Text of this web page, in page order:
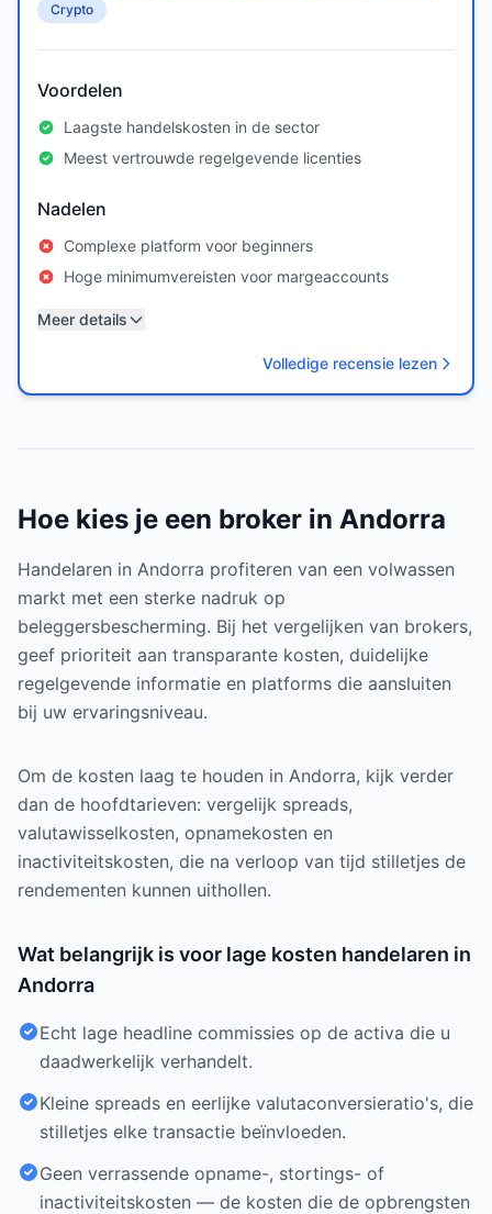
Crypto
Voordelen
Laagste handelskosten in de sector
Meest vertrouwde regelgevende licenties
Nadelen
Complexe platform voor beginners
Hoge minimumvereisten voor margeaccounts
Meer details
Volledige recensie lezen
Hoe kies je een broker in Andorra
Handelaren in Andorra profiteren van een volwassen
markt met een sterke nadruk op
beleggersbescherming. Bij het vergelijken van brokers,
geef prioriteit aan transparante kosten, duidelijke
regelgevende informatie en platforms die aansluiten
bij uw ervaringsniveau.
Om de kosten laag te houden in Andorra, kijk verder
dan de hoofdtarieven: vergelijk spreads,
valutawisselkosten, opnamekosten en
inactiviteitskosten, die na verloop van tijd stilletjes de
rendementen kunnen uithollen.
Wat belangrijk is voor lage kosten handelaren in
Andorra
Echt lage headline commissies op de activa die u
daadwerkelijk verhandelt.
Kleine spreads en eerlijke valutaconversieratio's, die
stilletjes elke transactie beïnvloeden.
Geen verrassende opname-, stortings- of
inactiviteitskosten — de kosten die de opbrengsten